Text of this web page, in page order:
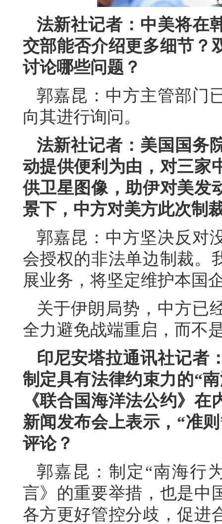
法新社记者：中美将在
交部能否介绍更多细节？
讨论哪些问题？
郭嘉昆：中方主管部门
向其进行询问。
法新社记者：美国国务
动提供便利为由，对三家
供卫星图像，助伊对美发
景下，中方对美方此次制
郭嘉昆：中方坚决反对
会授权的非法单边制裁。
展业务，将坚定维护本国
关于伊朗局势，中方已
全力避免战端重启，而不
印尼安塔拉通讯社记者
制定具有法律约束力的“
《联合国海洋法公约》
新闻发布会上表示，“准
评论？
郭嘉昆：制定“南海行
言》的重要举措，也是中
各方更好管控分歧，促进